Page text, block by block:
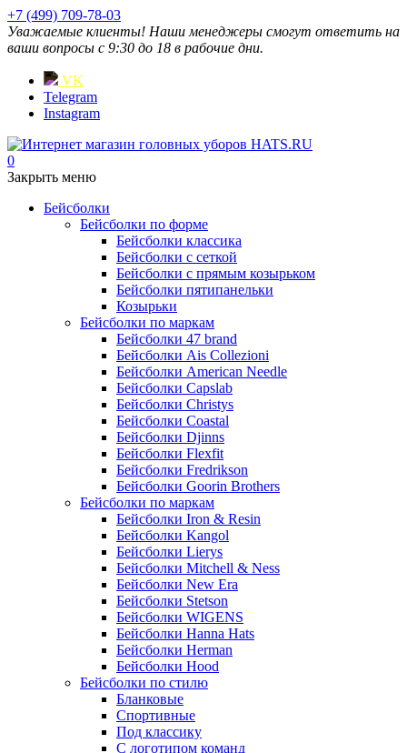
+7 (499) 709-78-03
Уважаемые клиенты! Наши менеджеры смогут ответить на
ваши вопросы с 9:30 до 18 в рабочие дни.
VK
Telegram
Instagram
0
Закрыть меню
Бейсболки
Бейсболки по форме
Бейсболки классика
Бейсболки с сеткой
Бейсболки с прямым козырьком
Бейсболки пятипанельки
Козырьки
Бейсболки по маркам
Бейсболки 47 brand
Бейсболки Ais Collezioni
Бейсболки American Needle
Бейсболки Capslab
Бейсболки Christys
Бейсболки Coastal
Бейсболки Djinns
Бейсболки Flexfit
Бейсболки Fredrikson
Бейсболки Goorin Brothers
Бейсболки по маркам
Бейсболки Iron & Resin
Бейсболки Kangol
Бейсболки Lierys
Бейсболки Mitchell & Ness
Бейсболки New Era
Бейсболки Stetson
Бейсболки WIGENS
Бейсболки Hanna Hats
Бейсболки Herman
Бейсболки Hood
Бейсболки по стилю
Бланковые
Спортивные
Под классику
С логотипом команд